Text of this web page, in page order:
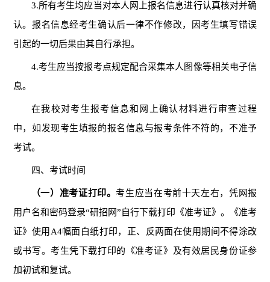
3.所有考生均应当对本人网上报名信息进行认真核对并确
认。报名信息经考生确认后一律不作修改，因考生填写错误
引起的一切后果由其自行承担。
4.考生应当按报考点规定配合采集本人图像等相关电子信
息。
在我校对考生报考信息和网上确认材料进行审查过程
中，如发现考生填报的报名信息与报考条件不符的，不准予
考试。
四、考试时间
（一）准考证打印。考生应当在考前十天左右，凭网报
用户名和密码登录“研招网” 自行下载打印《准考证》。《准考
证》使用A4幅面白纸打印，正、反两面在使用期间不得涂改
或书写。考生凭下载打印的《准考证》及有效居民身份证参
加初试和复试。